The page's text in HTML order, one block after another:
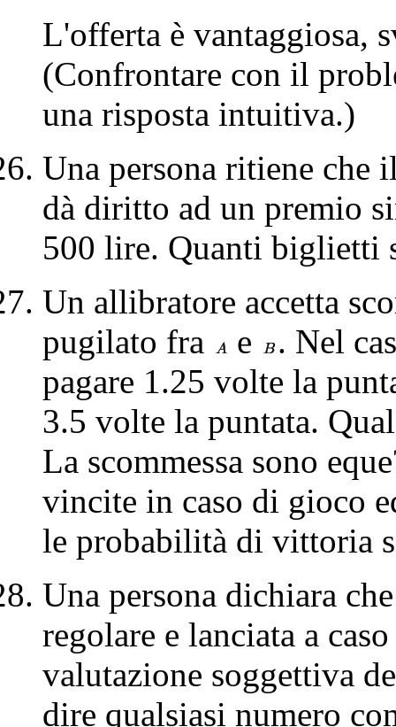
L'offerta è vantaggiosa,
(Confrontare con il
una risposta intuitiva.)
Una persona ritiene che
dà diritto ad un premio
500 lire. Quanti biglietti
Un allibratore accetta
pugilato fra
e
. Nel
pagare 1.25 volte la
3.5 volte la puntata.
La scommessa sono
vincite in caso di gioco
le probabilità di vittoria
Una persona dichiara
regolare e lanciata a
valutazione soggettiva
dire qualsiasi numero